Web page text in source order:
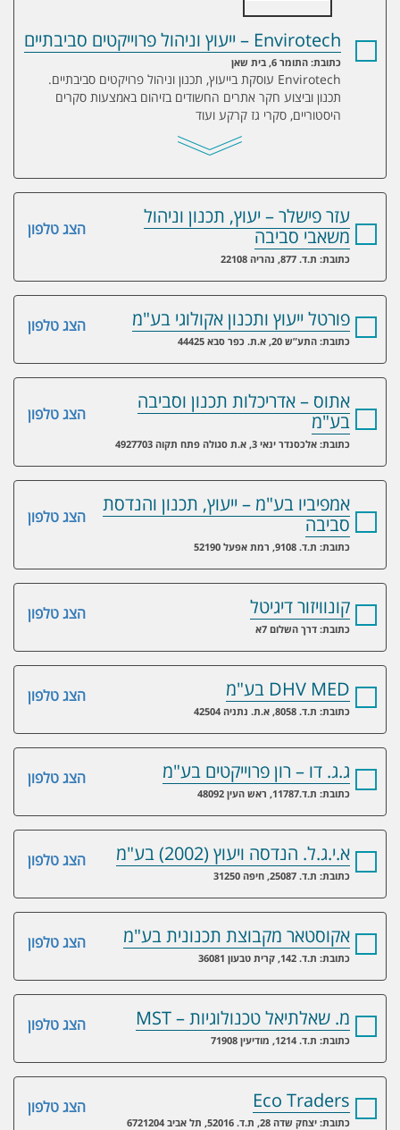
Envirotech – ייעוץ וניהול פרוייקטים סביבתיים
כתובת: התומר 6, בית שאן
Envirotech עוסקת בייעוץ, תכנון וניהול פרויקטים סביבתיים.
תכנון וביצוע חקר אתרים החשודים בזיהום באמצעות סקרים
היסטוריים, סקרי גז קרקע ועוד
הצג טלפון
עזר פישלר – יעוץ, תכנון וניהול
משאבי סביבה
כתובת: ת.ד. 877, נהריה 22108
הצג טלפון פורטל ייעוץ ותכנון אקולוגי בע"מ
כתובת: התע”ש 20, א.ת. כפר סבא 44425
הצג טלפון
אתוס – אדריכלות תכנון וסביבה
בע"מ
כתובת: אלכסנדר ינאי 3, א.ת סגולה פתח תקוה 4927703
הצג טלפון
אמפיביו בע"מ – ייעוץ, תכנון והנדסת
סביבה
כתובת: ת.ד. 9108, רמת אפעל 52190
הצג טלפון קונוויזור דיגיטל
כתובת: דרך השלום 7א
הצג טלפון DHV MED בע"מ
כתובת: ת.ד. 8058, א.ת. נתניה 42504
הצג טלפון ג.ג. דו – רון פרוייקטים בע"מ
כתובת: ת.ד.11787, ראש העין 48092
הצג טלפון א.י.ג.ל. הנדסה ויעוץ (2002) בע"מ
כתובת: ת.ד. 25087, חיפה 31250
הצג טלפון אקוסטאר מקבוצת תכנונית בע"מ
כתובת: ת.ד. 142, קרית טבעון 36081
הצג טלפון מ. שאלתיאל טכנולוגיות – MST
כתובת: ת.ד. 1214, מודיעין 71908
הצג טלפון Eco Traders
כתובת: יצחק שדה 28, ת.ד. 52016, תל אביב 6721204